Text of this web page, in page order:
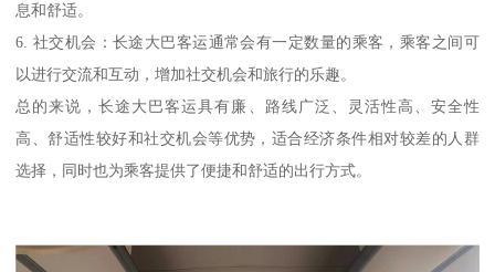
息和舒适。
6. 社交机会：长途大巴客运通常会有一定数量的乘客，乘客之间可
以进行交流和互动，增加社交机会和旅行的乐趣。
总的来说，长途大巴客运具有廉、路线广泛、灵活性高、安全性
高、舒适性较好和社交机会等优势，适合经济条件相对较差的人群
选择，同时也为乘客提供了便捷和舒适的出行方式。